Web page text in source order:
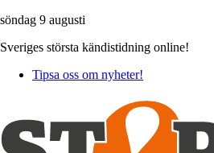
söndag 9 augusti
Sveriges största kändistidning online!
Tipsa oss om nyheter!